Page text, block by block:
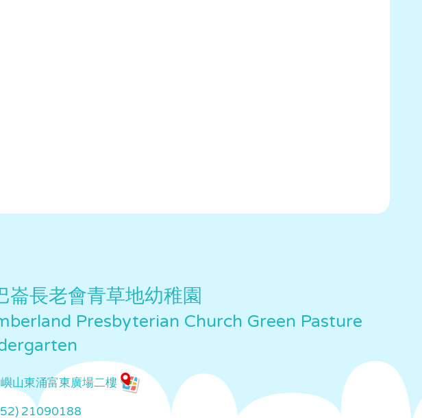
崙長老會青草地幼稚園
Presbyterian Church Green Pasture
山東涌富東廣場二樓
21090188